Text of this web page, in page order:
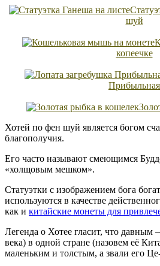
шуй
копеечке
Прибыльная
Хотей по фен шуй является богом
благополучия.
Его часто называют смеющимся
«холщовым мешком».
Статуэтки с изображением бога
используются в качестве
как и китайские монеты для
Легенда о Хотее гласит, что давным
века) в одной стране (назовем её
маленьким и толстым, а звали его